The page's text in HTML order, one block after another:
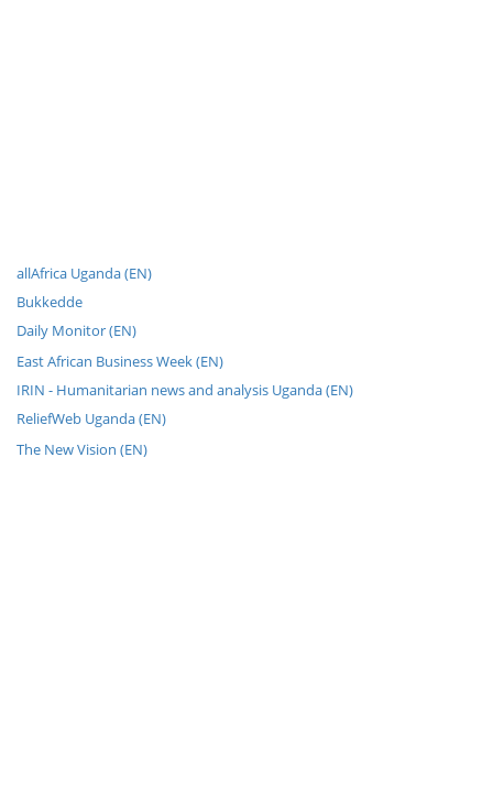
allAfrica Uganda (EN)
Bukkedde
Daily Monitor (EN)
East African Business Week (EN)
IRIN - Humanitarian news and analysis Uganda (EN)
ReliefWeb Uganda (EN)
The New Vision (EN)